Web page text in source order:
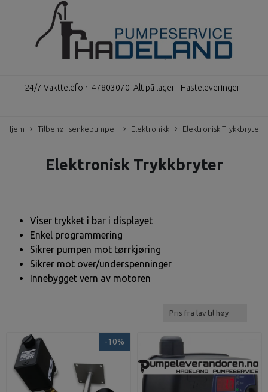
24/7 Vakttelefon: 47803070 Alt på lager - Hasteleveringer
Hjem Tilbehør senkepumper Elektronikk Elektronisk Trykkbryter
Elektronisk Trykkbryter
Viser trykket i bar i displayet
Enkel programmering
Sikrer pumpen mot tørrkjøring
Sikrer mot over/underspenninger
Innebygget vern av motoren
-10%